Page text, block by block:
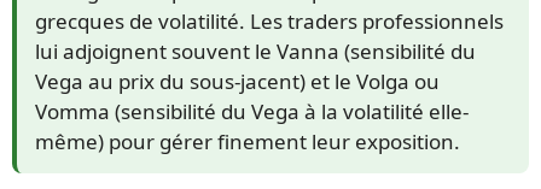
grecques de volatilité. Les traders professionnels
lui adjoignent souvent le Vanna (sensibilité du
Vega au prix du sous-jacent) et le Volga ou
Vomma (sensibilité du Vega à la volatilité elle-
même) pour gérer finement leur exposition.